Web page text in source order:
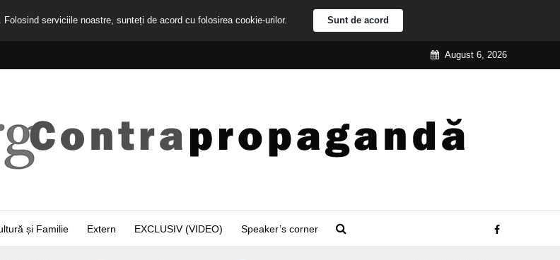
August 6, 2026
și Familie Extern EXCLUSIV (VIDEO) Speaker’s corner
serviciile noastre, sunteți de acord cu folosirea cookie-urilor. Sunt de acord